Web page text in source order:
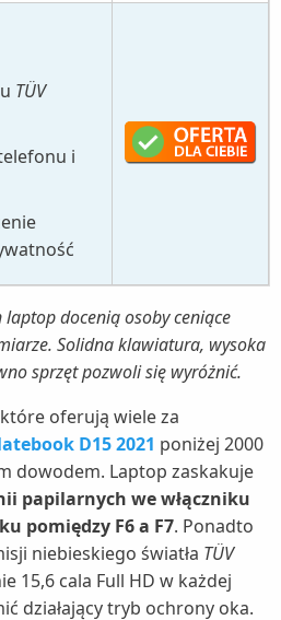
TÜV
i
laptop docenią osoby ceniące
Solidna klawiatura, wysoka
sprzęt pozwoli się wyróżnić.
oferują wiele za
D15 2021 poniżej 2000
dowodem. Laptop zaskakuje
papilarnych we włączniku
pomiędzy F6 a F7. Ponadto
niebieskiego światła TÜV
15,6 cala Full HD w każdej
działający tryb ochrony oka.